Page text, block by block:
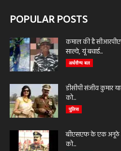
POPULAR POSTS
कमाल की है
साल्वे, यूं बचाई...
अर्धसैन्य बल
डीसीपी संजीव कुमार
को...
पुलिस
बीएसएफ के एक अनूठे
को...